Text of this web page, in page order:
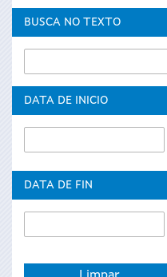
BUSCA NO TEXTO
DATA DE INICIO
de
DATA DE FIN
de